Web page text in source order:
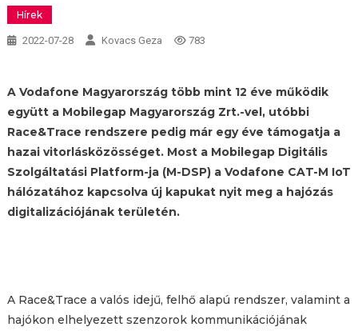
Hírek
2022-07-28 Kovacs Geza 783
A Vodafone Magyarország több mint 12 éve működik
együtt a Mobilegap Magyarország Zrt.-vel, utóbbi
Race&Trace rendszere pedig már egy éve támogatja a
hazai vitorlásközösséget. Most a Mobilegap Digitális
Szolgáltatási Platform-ja (M-DSP) a Vodafone CAT-M IoT
hálózatához kapcsolva új kapukat nyit meg a hajózás
digitalizációjának területén.
A Race&Trace a valós idejű, felhő alapú rendszer, valamint a
hajókon elhelyezett szenzorok kommunikációjának